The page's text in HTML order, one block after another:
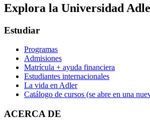
Explora la Universidad
Estudiar
Programas
Admisiones
Matrícula + ayuda financiera
Estudiantes internacionales
La vida en Adler
Catálogo de cursos (se abre en una
ACERCA DE